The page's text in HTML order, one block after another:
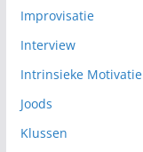
Improvisatie
Interview
Intrinsieke Motivatie
Joods
Klussen